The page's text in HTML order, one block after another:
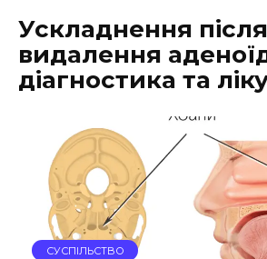
Ускладнення після
видалення
діагностика та
СУСПІЛЬСТВО